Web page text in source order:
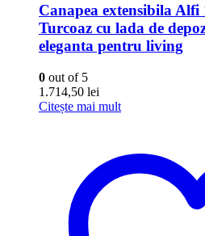
Canapea extensibila
Turcoaz cu lada de
eleganta pentru living
0 out of 5
1.714,50 lei
Citește mai mult